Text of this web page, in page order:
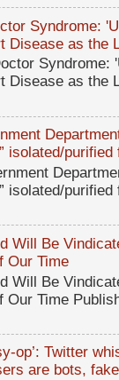
Syndrome:
Disease as the
Disease as the
isolated/
isolated/
Will Be
Our Time
Will Be
Our Time
op’: Twitter
are bots,